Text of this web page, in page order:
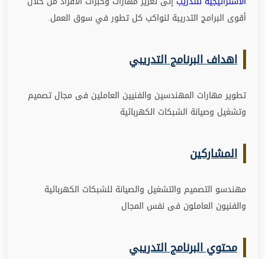
أقوى البرامج التدريبة لنواكب كل تطور في سوق العمل.
اهداف البرنامج التدريبي
تطوير مهارات المهندسين والفنيين العاملين فى مجال تصميم
وتشغيل وصيانة الشبكات الكهربائية
المشاركين
مهندسو التصميم والتشغيل والصيانة للشبكات الكهربائية
والفنيون العاملون فى نفس المجال
محتوي البرنامج التدريبي